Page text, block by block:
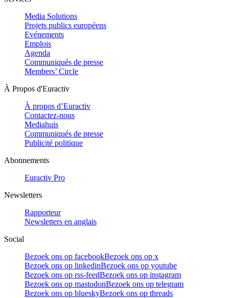
Media Solutions
Projets publics européens
Evénements
Emplois
Agenda
Communiqués de presse
Members’ Circle
À Propos d'Euractiv
À propos d’Euractiv
Contactez-nous
Mediahuis
Communiqués de presse
Publicité politique
Abonnements
Euractiv Pro
Newsletters
Rapporteur
Newsletters en anglais
Social
Bezoek ons op facebookBezoek ons op x
Bezoek ons op linkedinBezoek ons op youtube
Bezoek ons op rss-feedBezoek ons op instagram
Bezoek ons op mastodonBezoek ons op telegram
Bezoek ons op blueskyBezoek ons op threads